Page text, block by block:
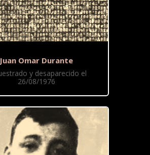
Juan Omar Durante
y desaparecido el
26/08/1976